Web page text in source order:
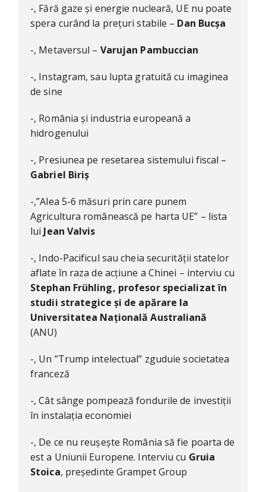
-, Fără gaze și energie nucleară, UE nu poate
spera curând la prețuri stabile – Dan Bucșa
-, Metaversul – Varujan Pambuccian
-, Instagram, sau lupta gratuită cu imaginea
de sine
-, România și industria europeană a
hidrogenului
-, Presiunea pe resetarea sistemului fiscal –
Gabriel Biriș
-,”Alea 5-6 măsuri prin care punem
Agricultura românească pe harta UE” – lista
luiJean Valvis
-, Indo-Pacificul sau cheia securității statelor
aflate în raza de acțiune a Chinei – interviu cu
Stephan Frühling, profesor specializat în
studii strategice și de apărare la
Universitatea Națională Australiană
(ANU)
-, Un ”Trump intelectual” zguduie societatea
franceză
-, Cât sânge pompează fondurile de investiții
în instalația economiei
-, De ce nu reușește România să fie poarta de
est a Uniunii Europene. Interviu cu Gruia
Stoica, președinte Grampet Group